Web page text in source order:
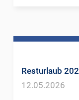
Resturlaub
12.05.2026